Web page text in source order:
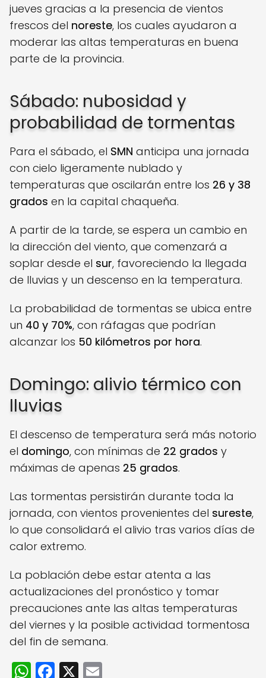
jueves gracias a la presencia de vientos
frescos del noreste, los cuales ayudaron a
moderar las altas temperaturas en buena
parte de la provincia.
Sábado: nubosidad y
probabilidad de tormentas
Para el sábado, el SMN anticipa una jornada
con cielo ligeramente nublado y
temperaturas que oscilarán entre los 26 y 38
grados en la capital chaqueña.
A partir de la tarde, se espera un cambio en
la dirección del viento, que comenzará a
soplar desde el sur, favoreciendo la llegada
de lluvias y un descenso en la temperatura.
La probabilidad de tormentas se ubica entre
un 40 y 70%, con ráfagas que podrían
alcanzar los 50 kilómetros por hora.
Domingo: alivio térmico con
lluvias
El descenso de temperatura será más notorio
el domingo, con mínimas de 22 grados y
máximas de apenas 25 grados.
Las tormentas persistirán durante toda la
jornada, con vientos provenientes del sureste,
lo que consolidará el alivio tras varios días de
calor extremo.
La población debe estar atenta a las
actualizaciones del pronóstico y tomar
precauciones ante las altas temperaturas
del viernes y la posible actividad tormentosa
del fin de semana.
W F X